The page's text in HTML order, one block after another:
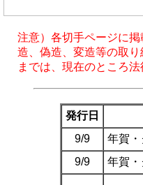
注意）各切手ページに
造、偽造、変造等の取
までは、現在のところ
発行日
9/9
年賀
9/9
年賀